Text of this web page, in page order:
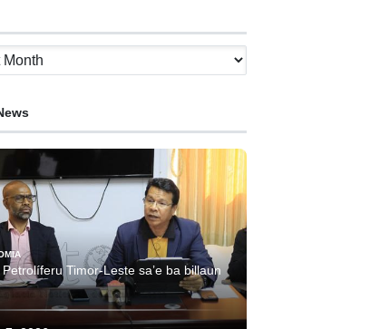
Timor-Leste sa’e ba billaun